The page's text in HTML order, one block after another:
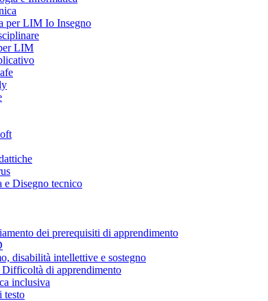
per LIM Io Insegno
LIM
e Disegno tecnico
dei prerequisiti di apprendimento
disabilità intellettive e sostegno
di apprendimento
inclusiva
testo